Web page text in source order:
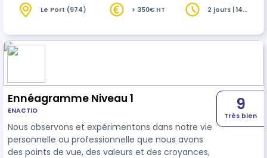
naissance à de nombreux comportements
de : - mettre en lumière ces réactions - gagner
en liberté et en compréhension de nos
des so…
Le Port (974) > 350€ HT
2 jours | 14
Ennéagramme Niveau 1
ENACTIO
Nous observons et expérimentons dans notre vie
personnelle ou professionnelle que nous avons
des points de vue, des valeurs et des croyances,
9
Très bien